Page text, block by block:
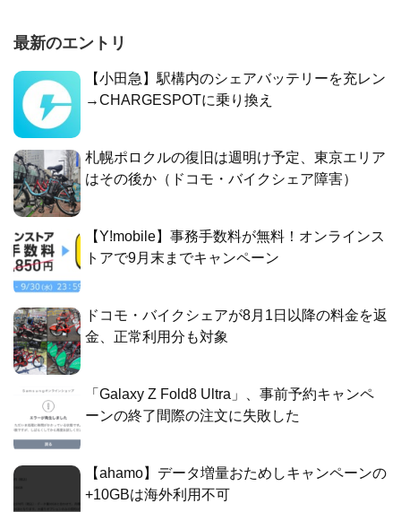
最新のエントリ
【小田急】駅構内のシェアバッテリーを充レン
→CHARGESPOTに乗り換え
札幌ポロクルの復旧は週明け予定、東京エリア
はその後か（ドコモ・バイクシェア障害）
【Y!mobile】事務手数料が無料！オンラインス
トアで9月末までキャンペーン
ドコモ・バイクシェアが8月1日以降の料金を返
金、正常利用分も対象
「Galaxy Z Fold8 Ultra」、事前予約キャンペ
ーンの終了間際の注文に失敗した
【ahamo】データ増量おためしキャンペーンの
+10GBは海外利用不可